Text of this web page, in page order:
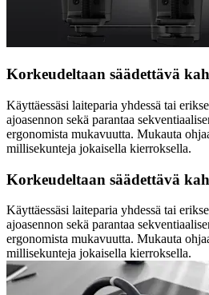
Korkeudeltaan säädettävä
Käyttäessäsi laiteparia yhdessä tai
ajoasennon sekä parantaa
ergonomista mukavuutta. Mukauta
millisekunteja jokaisella kierroksella.
Korkeudeltaan säädettävä
Käyttäessäsi laiteparia yhdessä tai
ajoasennon sekä parantaa
ergonomista mukavuutta. Mukauta
millisekunteja jokaisella kierroksella.